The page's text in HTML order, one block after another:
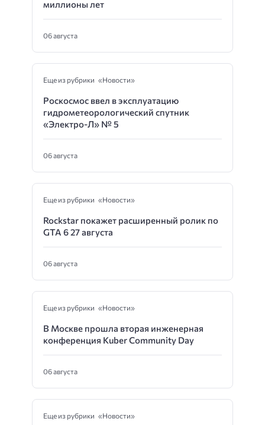
миллионы лет
06 августа
Еще из рубрики «Новости»
Роскосмос ввел в эксплуатацию
гидрометеорологический спутник
«Электро-Л» № 5
06 августа
Еще из рубрики «Новости»
Rockstar покажет расширенный ролик по
GTA 6 27 августа
06 августа
Еще из рубрики «Новости»
В Москве прошла вторая инженерная
конференция Kuber Community Day
06 августа
Еще из рубрики «Новости»